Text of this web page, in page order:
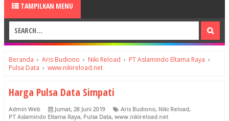
TAMPILKAN MENU
Beranda › Aris Budiono › Niki Reload › PT Aslamindo Eltama Raya ›
Pulsa Data › www.nikireload.net
Harga Pulsa Data Simpati
Admin Web Jumat, 28 Juni 2019 Aris Budiono, Niki Reload,
PT Aslamindo Eltama Raya, Pulsa Data, www.nikireload.net